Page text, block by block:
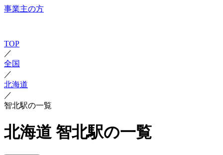
事業主の方
TOP
／
全国
／
北海道
／
智北駅の一覧
北海道 智北駅の一覧